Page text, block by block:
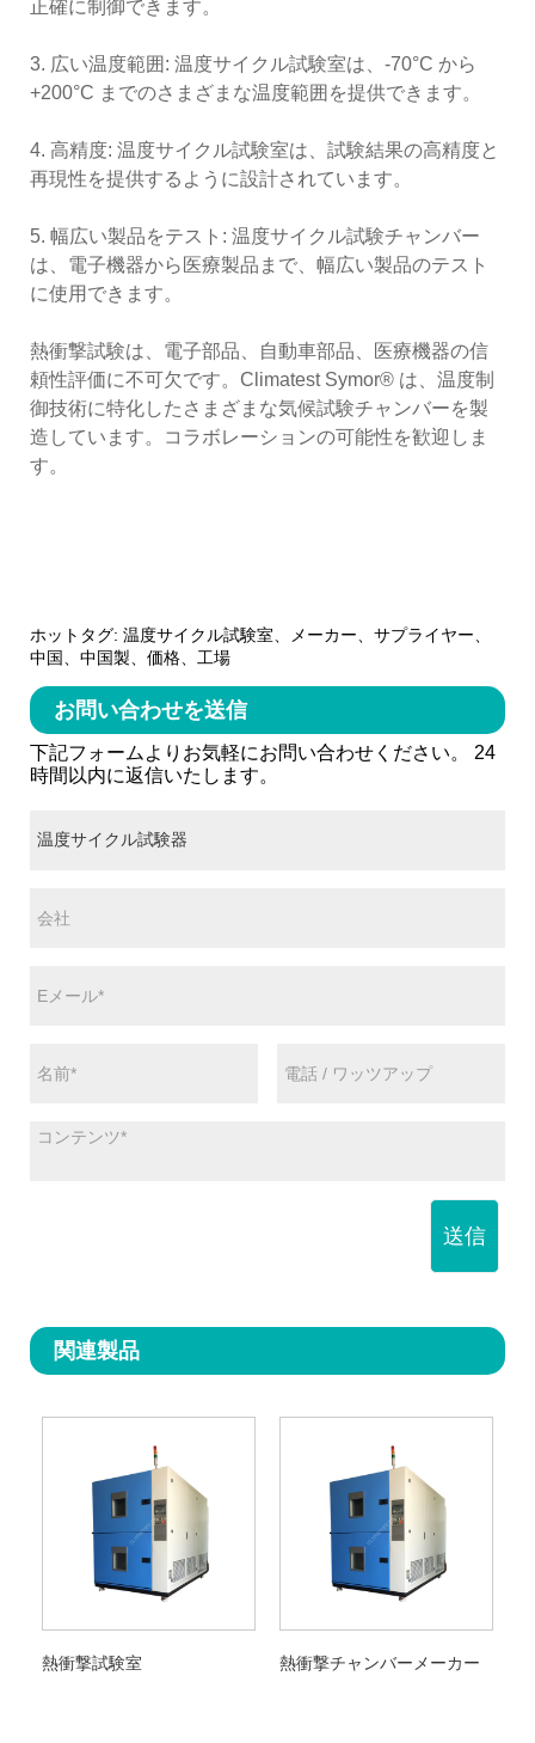
正確に制御できます。
3. 広い温度範囲: 温度サイクル試験室は、-70°C から
+200°C までのさまざまな温度範囲を提供できます。
4. 高精度: 温度サイクル試験室は、試験結果の高精度と
再現性を提供するように設計されています。
5. 幅広い製品をテスト: 温度サイクル試験チャンバー
は、電子機器から医療製品まで、幅広い製品のテスト
に使用できます。
熱衝撃試験は、電子部品、自動車部品、医療機器の信
頼性評価に不可欠です。Climatest Symor® は、温度制
御技術に特化したさまざまな気候試験チャンバーを製
造しています。コラボレーションの可能性を歓迎しま
す。
ホットタグ: 温度サイクル試験室、メーカー、サプライヤー、
中国、中国製、価格、工場
お問い合わせを送信
下記フォームよりお気軽にお問い合わせください。 24
時間以内に返信いたします。
送信
関連製品
熱衝撃試験室 熱衝撃チャンバーメーカー